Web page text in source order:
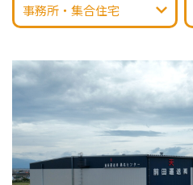
事務所・集合住宅